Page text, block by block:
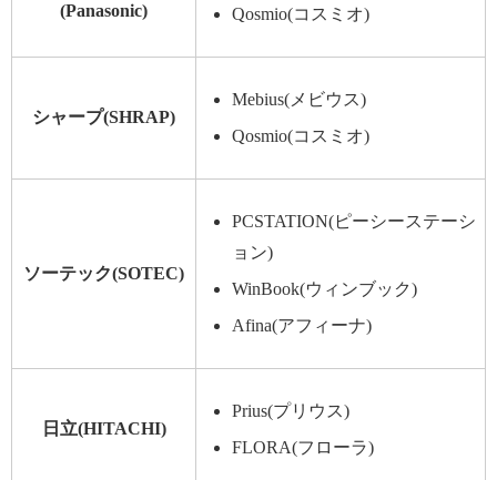
(Panasonic)
Qosmio(コスミオ)
シャープ(SHRAP)
Mebius(メビウス)
Qosmio(コスミオ)
ソーテック(SOTEC)
PCSTATION(ピーシーステーシ
ョン)
WinBook(ウィンブック)
Afina(アフィーナ)
日立(HITACHI)
Prius(プリウス)
FLORA(フローラ)